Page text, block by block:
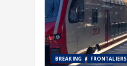
BREAKING FRONTALIERS